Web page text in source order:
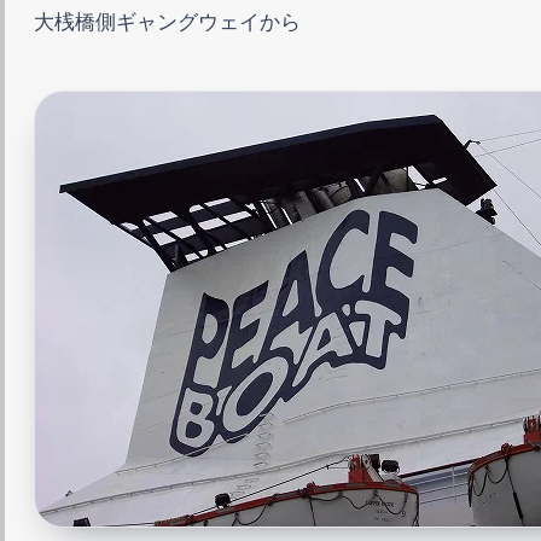
大桟橋側ギャングウェイから